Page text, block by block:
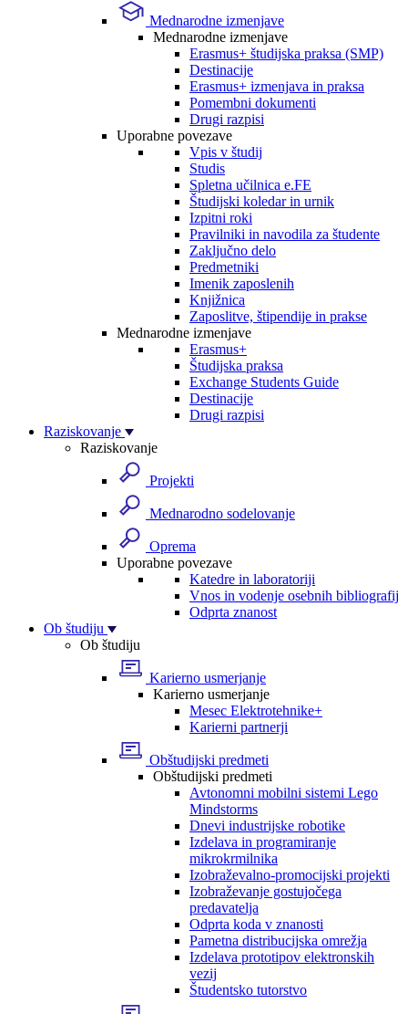
Mednarodne izmenjave
Mednarodne izmenjave
Erasmus+ študijska praksa (SMP)
Destinacije
Erasmus+ izmenjava in praksa
Pomembni dokumenti
Drugi razpisi
Uporabne povezave
Vpis v študij
Studis
Spletna učilnica e.FE
Študijski koledar in urnik
Izpitni roki
Pravilniki in navodila za študente
Zaključno delo
Predmetniki
Imenik zaposlenih
Knjižnica
Zaposlitve, štipendije in prakse
Mednarodne izmenjave
Erasmus+
Študijska praksa
Exchange Students Guide
Destinacije
Drugi razpisi
Raziskovanje
Raziskovanje
Projekti
Mednarodno sodelovanje
Oprema
Uporabne povezave
Katedre in laboratoriji
Vnos in vodenje osebnih bibliografij
Odprta znanost
Ob študiju
Ob študiju
Karierno usmerjanje
Karierno usmerjanje
Mesec Elektrotehnike+
Karierni partnerji
Obštudijski predmeti
Obštudijski predmeti
Avtonomni mobilni sistemi Lego
Mindstorms
Dnevi industrijske robotike
Izdelava in programiranje
mikrokrmilnika
Izobraževalno-promocijski projekti
Izobraževanje gostujočega
predavatelja
Odprta koda v znanosti
Pametna distribucijska omrežja
Izdelava prototipov elektronskih
vezij
Študentsko tutorstvo